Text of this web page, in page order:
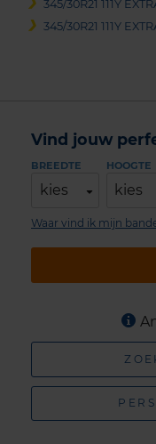
345/30R21 111Y
345/30R21 111Y
Vind jouw
BREEDTE
kies
HOOGTE
kies
Waar vind ik mijn